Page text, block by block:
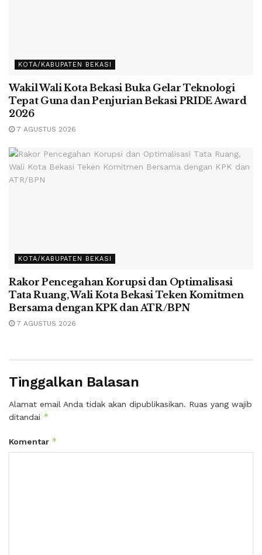
KOTA/KABUPATEN BEKASI
Wakil Wali Kota Bekasi Buka Gelar Teknologi
Tepat Guna dan Penjurian Bekasi PRIDE Award
2026
7 AGUSTUS 2026
KOTA/KABUPATEN BEKASI
Rakor Pencegahan Korupsi dan Optimalisasi
Tata Ruang, Wali Kota Bekasi Teken Komitmen
Bersama dengan KPK dan ATR/BPN
7 AGUSTUS 2026
Tinggalkan Balasan
Alamat email Anda tidak akan dipublikasikan. Ruas yang wajib
ditandai *
Komentar *